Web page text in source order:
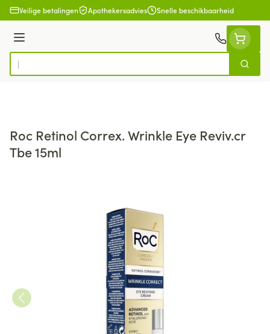
Ga naar de inhoud
Veilige betalingen Apothekersadvies Snelle beschikbaarheid
Menu
Product, merk, categorie...
Zoek
Roc Retinol Correx. Wrinkle Eye Reviv.cr
Tbe 15ml